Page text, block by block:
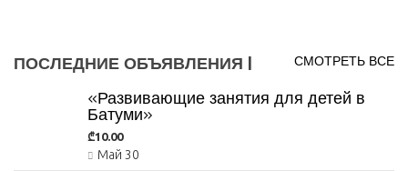
ПОСЛЕДНИЕ ОБЪЯВЛЕНИЯ | СМОТРЕТЬ ВСЕ
«Развивающие занятия для детей в
Батуми»
₾10.00
Май 30